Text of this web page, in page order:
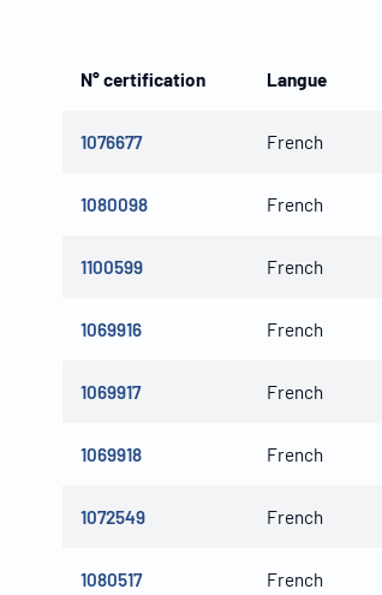
N° certification Langue
1076677 French
1080098 French
1100599 French
1069916 French
1069917 French
1069918 French
1072549 French
1080517 French